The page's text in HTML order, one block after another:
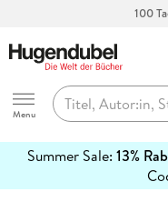
100
Hugendubel
Menu
Summer Sale: 13%
erfahren